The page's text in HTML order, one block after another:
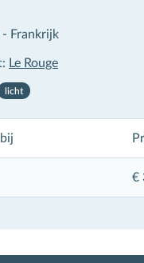
- Frankrijk
Le Rouge
licht
€